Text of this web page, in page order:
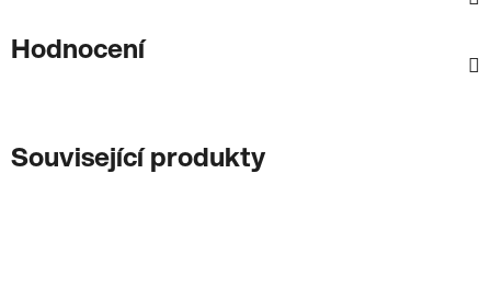
Hodnocení
Související produkty